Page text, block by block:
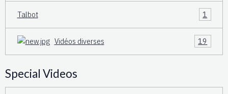
Talbot 1
Vidéos diverses 19
Special Videos